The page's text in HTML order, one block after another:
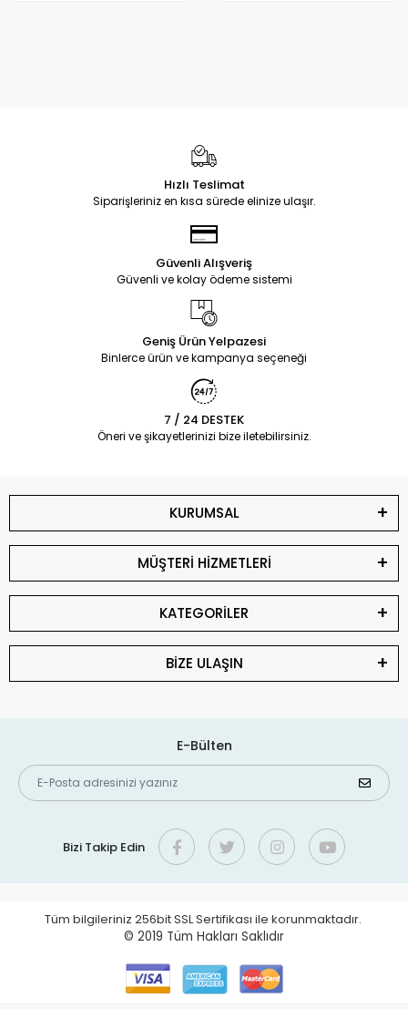
Hızlı Teslimat
Siparişleriniz en kısa sürede elinize ulaşır.
Güvenli Alışveriş
Güvenli ve kolay ödeme sistemi
Geniş Ürün Yelpazesi
Binlerce ürün ve kampanya seçeneği
7 / 24 DESTEK
Öneri ve şikayetlerinizi bize iletebilirsiniz.
KURUMSAL
MÜŞTERİ HİZMETLERİ
KATEGORİLER
BİZE ULAŞIN
E-Bülten
Bizi Takip Edin
Tüm bilgileriniz 256bit SSL Sertifikası ile korunmaktadır.
© 2019 Tüm Hakları Saklıdır